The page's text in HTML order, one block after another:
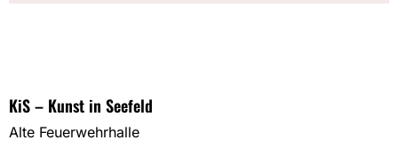
KiS – Kunst in Seefeld
Alte Feuerwehrhalle